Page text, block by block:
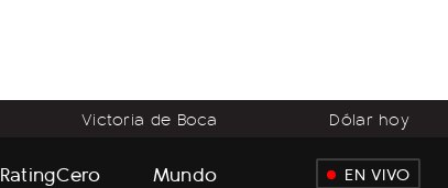
Victoria de Boca Dólar hoy
RatingCero Mundo EN VIVO